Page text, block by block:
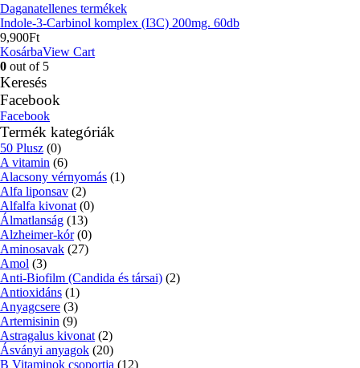
Daganatellenes termékek
Indole-3-Carbinol komplex (I3C) 200mg. 60db
9,900Ft
KosárbaView Cart
0 out of 5
Keresés
Facebook
Facebook
Termék kategóriák
50 Plusz (0)
A vitamin (6)
Alacsony vérnyomás (1)
Alfa liponsav (2)
Alfalfa kivonat (0)
Álmatlanság (13)
Alzheimer-kór (0)
Aminosavak (27)
Amol (3)
Anti-Biofilm (Candida és társai) (2)
Antioxidáns (1)
Anyagcsere (3)
Artemisinin (9)
Astragalus kivonat (2)
Ásványi anyagok (20)
B Vitaminok csoportja (12)